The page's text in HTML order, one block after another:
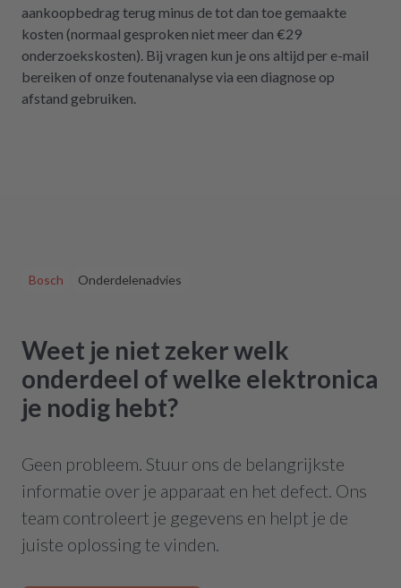
aankoopbedrag terug minus de tot dan toe gemaakte
kosten (normaal gesproken niet meer dan €29
onderzoekskosten). Bij vragen kun je ons altijd per e-mail
bereiken of onze foutenanalyse via een diagnose op
afstand gebruiken.
Bosch Onderdelenadvies
Weet je niet zeker welk
onderdeel of welke elektronica
je nodig hebt?
Geen probleem. Stuur ons de belangrijkste
informatie over je apparaat en het defect. Ons
team controleert je gegevens en helpt je de
juiste oplossing te vinden.